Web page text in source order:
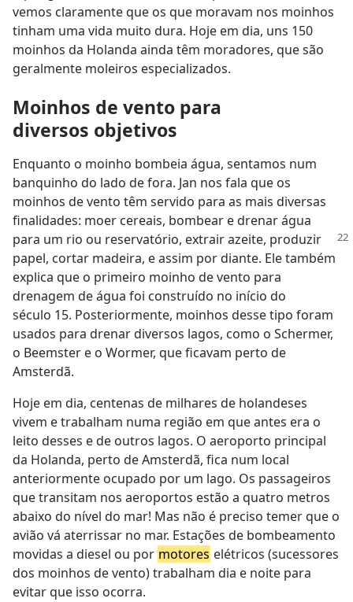
vemos claramente que os que moravam nos moinhos
tinham uma vida muito dura. Hoje em dia, uns 150
moinhos da Holanda ainda têm moradores, que são
geralmente moleiros especializados.
Moinhos de vento para
diversos objetivos
Enquanto o moinho bombeia água, sentamos num
banquinho do lado de fora. Jan nos fala que os
moinhos de vento têm servido para as mais diversas
finalidades: moer cereais, bombear e drenar água
para um rio ou reservatório, extrair azeite, produzir
papel, cortar madeira, e assim por diante. Ele também
explica que o primeiro moinho de vento para
drenagem de água foi construído no início do
século 15. Posteriormente, moinhos desse tipo foram
usados para drenar diversos lagos, como o Schermer,
o Beemster e o Wormer, que ficavam perto de
Amsterdã.
Hoje em dia, centenas de milhares de holandeses
vivem e trabalham numa região em que antes era o
leito desses e de outros lagos. O aeroporto principal
da Holanda, perto de Amsterdã, fica num local
anteriormente ocupado por um lago. Os passageiros
que transitam nos aeroportos estão a quatro metros
abaixo do nível do mar! Mas não é preciso temer que o
avião vá aterrissar no mar. Estações de bombeamento
movidas a diesel ou por motores elétricos (sucessores
dos moinhos de vento) trabalham dia e noite para
evitar que isso ocorra.